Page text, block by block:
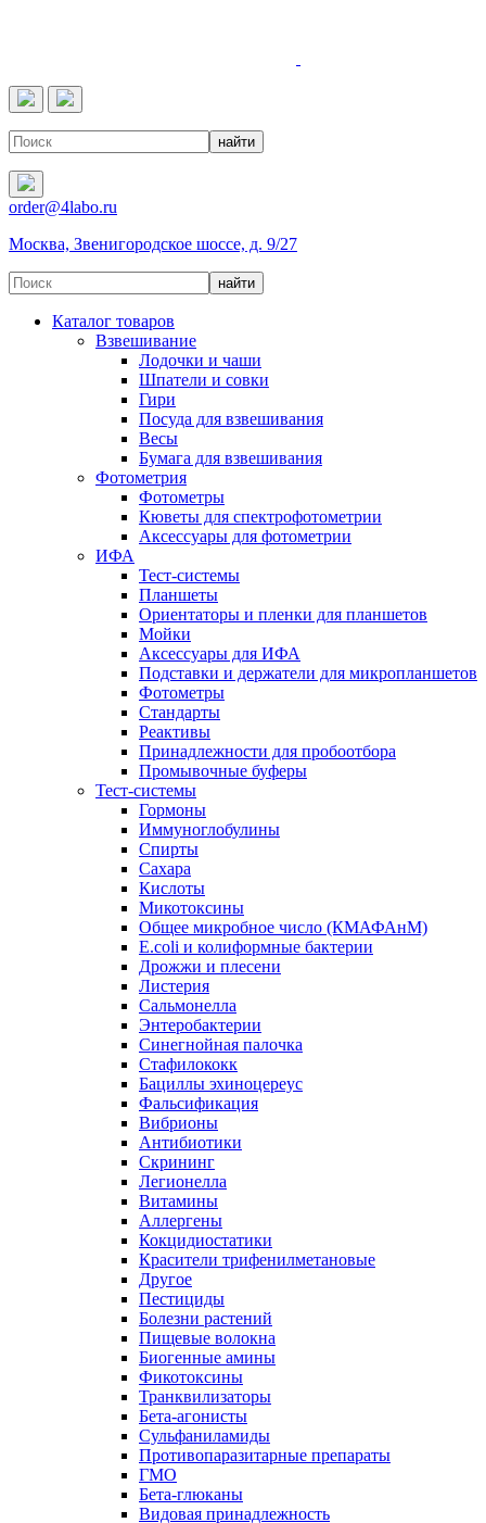
order@4labo.ru
Москва, Звенигородское шоссе, д. 9/27
Каталог товаров
Взвешивание
Лодочки и чаши
Шпатели и совки
Гири
Посуда для взвешивания
Весы
Бумага для взвешивания
Фотометрия
Фотометры
Кюветы для спектрофотометрии
Аксессуары для фотометрии
ИФА
Тест-системы
Планшеты
Ориентаторы и пленки для планшетов
Мойки
Аксессуары для ИФА
Подставки и держатели для микропланшетов
Фотометры
Стандарты
Реактивы
Принадлежности для пробоотбора
Промывочные буферы
Тест-системы
Гормоны
Иммуноглобулины
Спирты
Сахара
Кислоты
Микотоксины
Общее микробное число (КМАФАнМ)
E.coli и колиформные бактерии
Дрожжи и плесени
Листерия
Сальмонелла
Энтеробактерии
Синегнойная палочка
Стафилококк
Бациллы эхиноцереус
Фальсификация
Вибрионы
Антибиотики
Скрининг
Легионелла
Витамины
Аллергены
Кокцидиостатики
Красители трифенилметановые
Другое
Пестициды
Болезни растений
Пищевые волокна
Биогенные амины
Фикотоксины
Транквилизаторы
Бета-агонисты
Сульфаниламиды
Противопаразитарные препараты
ГМО
Бета-глюканы
Видовая принадлежность